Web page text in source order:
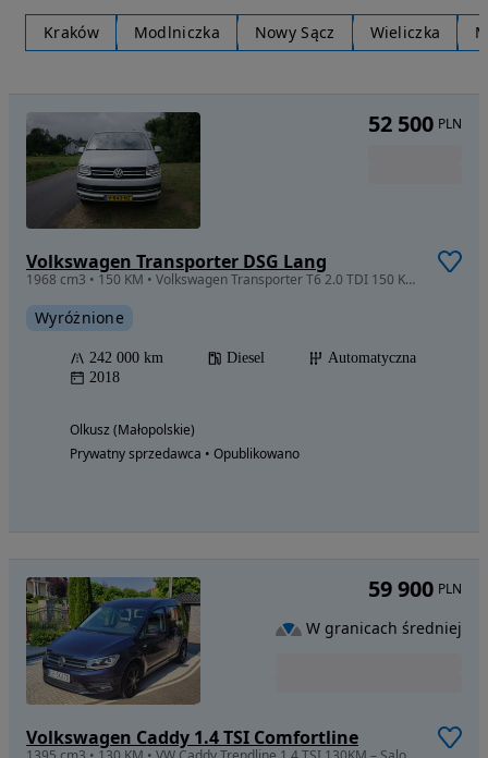
Kraków Modlniczka Nowy Sącz Wieliczka
Volkswagen Transporter DSG Lang
1968 cm3 • 150 KM • Volkswagen Transporter T6 2.0 TDI 150 KM automat L2H1 2018
Wyróżnione
242 000 km Diesel
Automatyczna
2018
Olkusz (Małopolskie)
Prywatny sprzedawca • Opublikowano
52 500 PLN
Volkswagen Caddy 1.4 TSI Comfortline
59 900 PLN
W granicach średniej